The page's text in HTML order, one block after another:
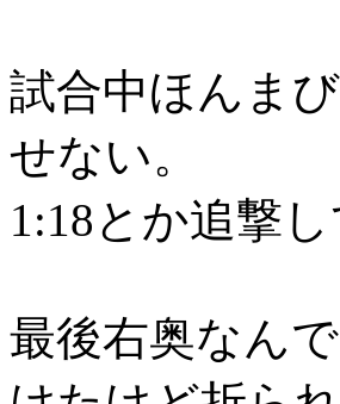
試合中ほんま
せない。
1:18とか追撃
最後右奥なん